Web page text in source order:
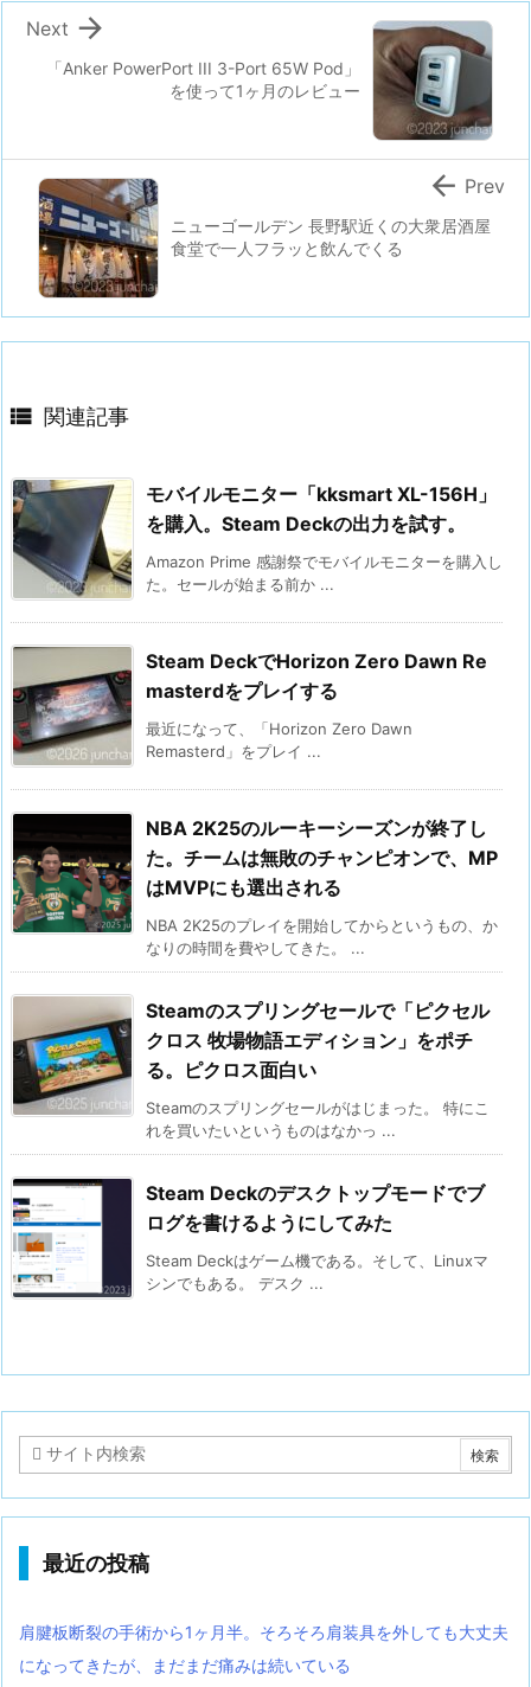
「Anker PowerPort III 3-Port 65W Pod」
を使って1ヶ月のレビュー

Next
ニューゴールデン 長野駅近くの大衆居酒屋
食堂で一人フラッと飲んでくる
 Prev
 関連記事
モバイルモニター「kksmart XL-156H」
を購入。Steam Deckの出力を試す。
Amazon Prime 感謝祭でモバイルモニターを購入し
た。セールが始まる前か ...
Steam DeckでHorizon Zero Dawn Re
masterdをプレイする
最近になって、「Horizon Zero Dawn
Remasterd」をプレイ ...
NBA 2K25のルーキーシーズンが終了し
た。チームは無敗のチャンピオンで、MP
はMVPにも選出される
NBA 2K25のプレイを開始してからというもの、か
なりの時間を費やしてきた。 ...
Steamのスプリングセールで「ピクセル
クロス 牧場物語エディション」をポチ
る。ピクロス面白い
Steamのスプリングセールがはじまった。 特にこ
れを買いたいというものはなかっ ...
Steam Deckのデスクトップモードでブ
ログを書けるようにしてみた
Steam Deckはゲーム機である。そして、Linuxマ
シンでもある。 デスク ...
最近の投稿
肩腱板断裂の手術から1ヶ月半。そろそろ肩装具を外しても大丈夫
になってきたが、まだまだ痛みは続いている